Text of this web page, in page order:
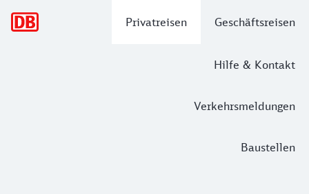
Privatreisen Geschäftsreisen
Hilfe & Kontakt
Verkehrsmeldungen
Baustellen